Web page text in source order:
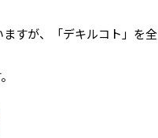
すが、「デキルコト」を